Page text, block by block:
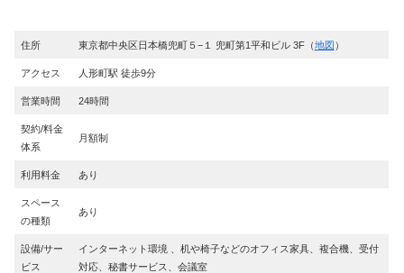
住所 東京都中央区日本橋兜町５−１ 兜町第1平和ビル 3F（地図 ）
アクセス 人形町駅 徒歩9分
営業時間 24時間
契約/料金
体系
月額制
利用料金 あり
スペース
の種類
あり
設備/サー
ビス
インターネット環境 、机や椅子などのオフィス家具、複合機、受付
対応、秘書サービス、会議室